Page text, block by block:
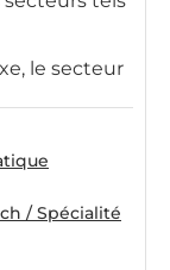
le secteur
/ Spécialité